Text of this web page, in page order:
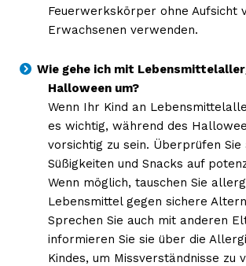
Erhalte unseren
Feuerwerkskörper ohne Aufsicht
Erwachsenen verwenden.
Wie gehe ich mit
Halloween um?
Wenn Ihr Kind an
es wichtig, während des
vorsichtig zu sein. Überprüfen Sie
Süßigkeiten und Snacks auf
Wenn möglich, tauschen Sie
Lebensmittel gegen sichere
Sprechen Sie auch mit anderen
informieren Sie sie über die
Kindes, um Missverständnisse zu